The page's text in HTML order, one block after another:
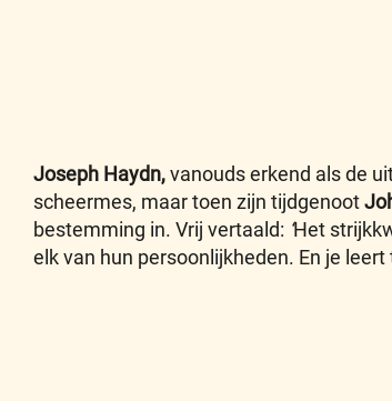
Joseph Haydn,vanouds erkend als de
scheermes, maar toen zijn tijdgenoot
bestemming in. Vrij vertaald: ‘Het
elk van hun persoonlijkheden. En je